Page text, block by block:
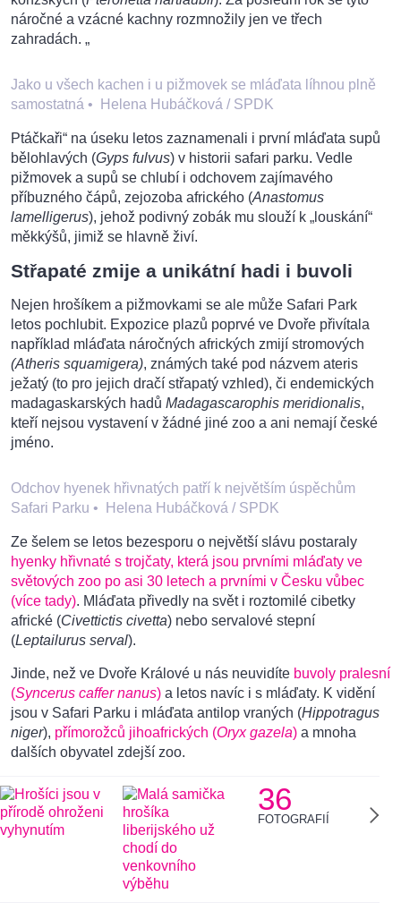
náročné a vzácné kachny rozmnožily jen ve třech
zahradách. „
Jako u všech kachen i u pižmovek se mláďata líhnou plně
samostatná • Helena Hubáčková / SPDK
Ptáčkaři“ na úseku letos zaznamenali i první mláďata supů
bělohlavých (Gyps fulvus) v historii safari parku. Vedle
pižmovek a supů se chlubí i odchovem zajímavého
příbuzného čápů, zejozoba afrického (Anastomus
lamelligerus), jehož podivný zobák mu slouží k „louskání“
měkkýšů, jimiž se hlavně živí.
Střapaté zmije a unikátní hadi i buvoli
Nejen hrošíkem a pižmovkami se ale může Safari Park
letos pochlubit. Expozice plazů poprvé ve Dvoře přivítala
například mláďata náročných afrických zmijí stromových
(Atheris squamigera), známých také pod názvem ateris
ježatý (to pro jejich dračí střapatý vzhled), či endemických
madagaskarských hadů Madagascarophis meridionalis,
kteří nejsou vystavení v žádné jiné zoo a ani nemají české
jméno.
Odchov hyenek hřivnatých patří k největším úspěchům
Safari Parku • Helena Hubáčková / SPDK
Ze šelem se letos bezesporu o největší slávu postaraly
hyenky hřivnaté s trojčaty, která jsou prvními mláďaty ve
světových zoo po asi 30 letech a prvními v Česku vůbec
(více tady). Mláďata přivedly na svět i roztomilé cibetky
africké (Civettictis civetta) nebo servalové stepní
(Leptailurus serval).
Jinde, než ve Dvoře Králové u nás neuvidíte buvoly pralesní
(Syncerus caffer nanus) a letos navíc i s mláďaty. K vidění
jsou v Safari Parku i mláďata antilop vraných (Hippotragus
niger), přímorožců jihoafrických (Oryx gazela) a mnoha
dalších obyvatel zdejší zoo.
36
FOTOGRAFIÍ